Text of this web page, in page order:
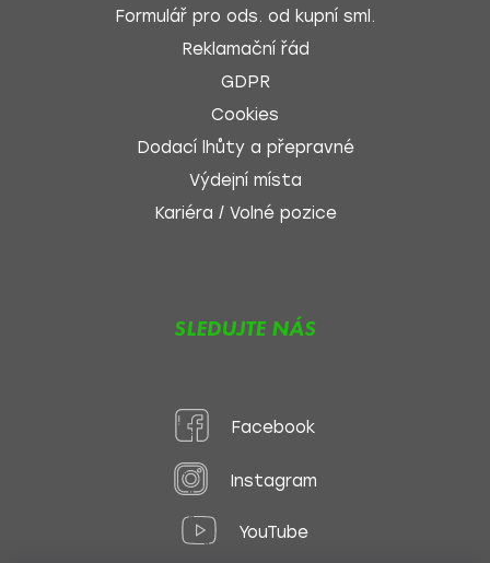
Formulář pro ods. od kupní sml.
Reklamační řád
GDPR
Cookies
Dodací lhůty a přepravné
Výdejní místa
Kariéra / Volné pozice
SLEDUJTE NÁS
Facebook
Instagram
YouTube